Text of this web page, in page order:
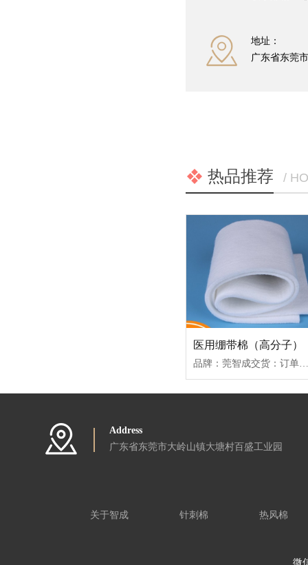
地址：
广东省东莞
热品推荐 /
医用绷带棉（高分子）
品牌：莞智成交货：订单生成后3-5天材质：丙纶纤维克重：80-800g/㎡（可定制）厚度：0.8-8mm（可定制）宽幅：3.2米内支持定制品质标准：生物相容性报告标准ISO9001-质量管理体系认证
Address
广东省东莞市大岭山镇大塘村百盛工业园
关于智成 针刺棉 热风棉
微